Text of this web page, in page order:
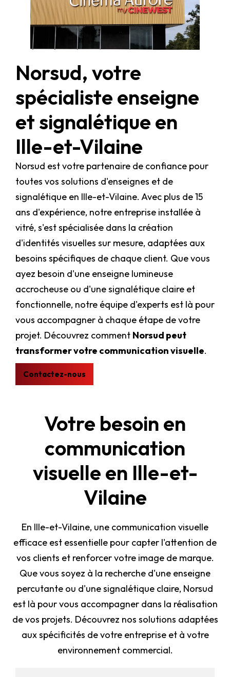
Norsud, votre
spécialiste enseigne
et signalétique en
Ille-et-Vilaine
Norsud est votre partenaire de confiance pour
toutes vos solutions d'enseignes et de
signalétique en Ille-et-Vilaine. Avec plus de 15
ans d'expérience, notre entreprise installée à
vitré, s'est spécialisée dans la création
d'identités visuelles sur mesure, adaptées aux
besoins spécifiques de chaque client. Que vous
ayez besoin d'une enseigne lumineuse
accrocheuse ou d'une signalétique claire et
fonctionnelle, notre équipe d'experts est là pour
vous accompagner à chaque étape de votre
projet. Découvrez comment Norsud peut
transformer votre communication visuelle.
Contactez-nous
Votre besoin en
communication
visuelle en Ille-et-
Vilaine
En Ille-et-Vilaine, une communication visuelle
efficace est essentielle pour capter l'attention de
vos clients et renforcer votre image de marque.
Que vous soyez à la recherche d'une enseigne
percutante ou d'une signalétique claire, Norsud
est là pour vous accompagner dans la réalisation
de vos projets. Découvrez nos solutions adaptées
aux spécificités de votre entreprise et à votre
environnement commercial.